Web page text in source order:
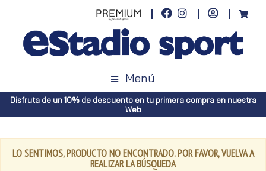
Menú
Disfruta de un 10% de descuento en tu primera compra en nuestra
Web
LO SENTIMOS, PRODUCTO NO ENCONTRADO. POR FAVOR, VUELVA A
REALIZAR LA BÚSQUEDA